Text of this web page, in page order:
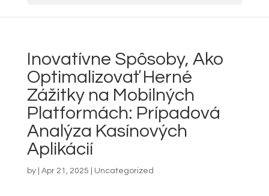
Inovatívne Spôsoby, Ako
Optimalizovať Herné
Zážitky na Mobilných
Platformách: Prípadová
Analýza Kasínových
Aplikácií
by Apr 21, 2025 Uncategorized